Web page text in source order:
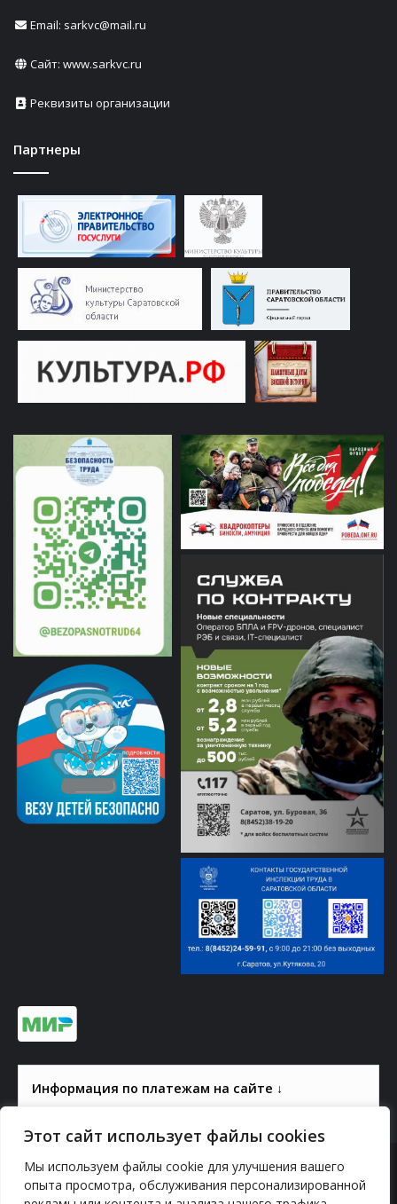
Этот сайт использует файлы cookies
Мы используем файлы cookie для улучшения вашего
опыта просмотра, обслуживания персонализированной
Email: sarkvc@mail.ru
Сайт: www.sarkvc.ru
Реквизиты организации
Партнеры
Информация по платежам на сайте ↓
© 2000-2026, ГАУК СОМ КВЦ